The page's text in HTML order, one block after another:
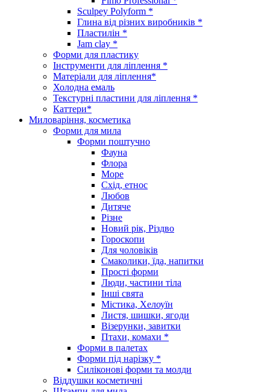
Sculpey Polyform *
Глина від різних виробників *
Пластилін *
Jam clay *
Форми для пластику
Інструменти для ліплення *
Матеріали для ліплення*
Холодна емаль
Текстурні пластини для ліплення *
Каттери*
Миловаріння, косметика
Форми для мила
Форми поштучно
Фауна
Флора
Море
Схід, етнос
Любов
Дитяче
Різне
Новий рік, Різдво
Гороскопи
Для чоловіків
Смаколики, їда, напитки
Прості форми
Люди, частини тіла
Інші свята
Містика, Хелоуїн
Листя, шишки, ягоди
Візерунки, завитки
Птахи, комахи *
Форми в палетах
Форми під нарізку *
Силіконові форми та молди
Віддушки косметичні